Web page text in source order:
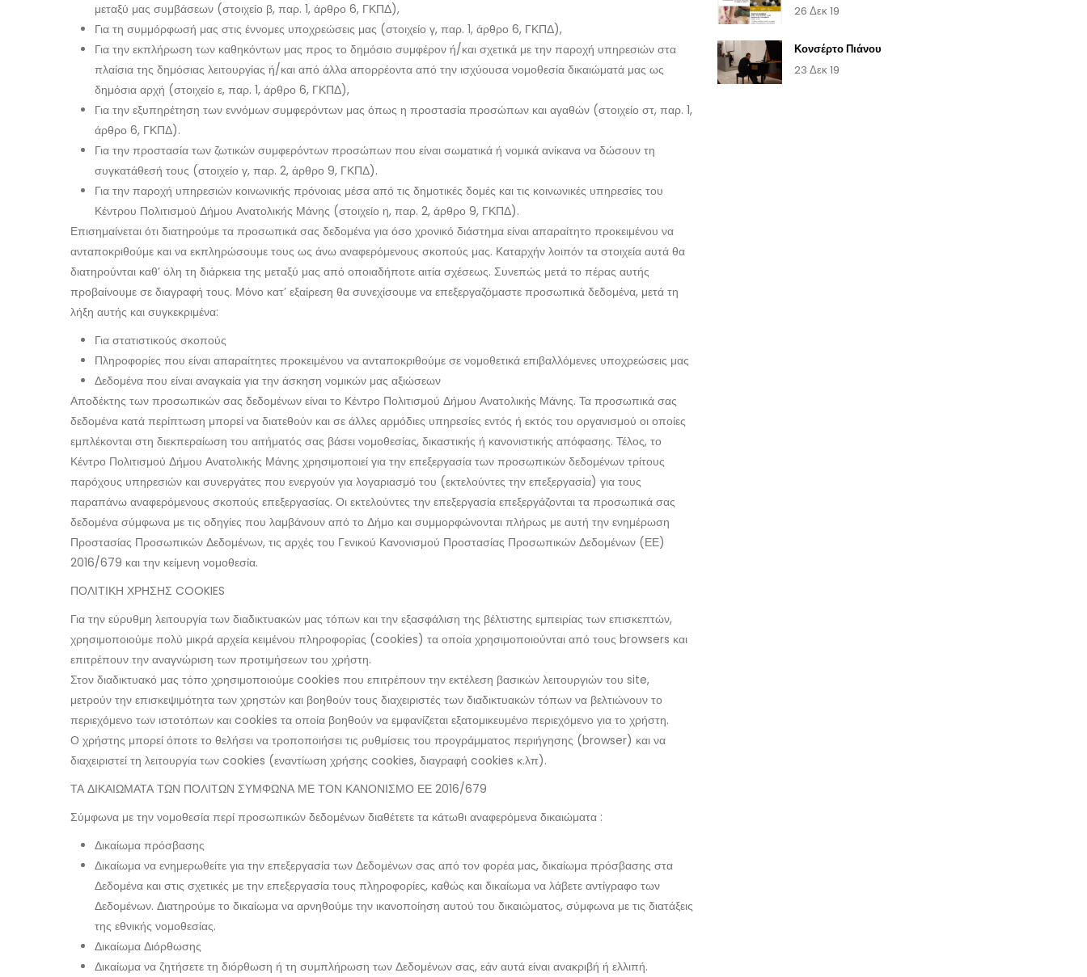
μεταξύ μας συμβάσεων (στοιχείο β, παρ. 1, άρθρο 6, ΓΚΠΔ),
Για τη συμμόρφωσή μας στις έννομες υποχρεώσεις μας (στοιχείο γ, παρ. 1, άρθρο 6, ΓΚΠΔ),
Για την εκπλήρωση των καθηκόντων μας προς το δημόσιο συμφέρον ή/και σχετικά με την παροχή υπηρεσιών στα
πλαίσια της δημόσιας λειτουργίας ή/και από άλλα απορρέοντα από την ισχύουσα νομοθεσία δικαιώματά μας ως
δημόσια αρχή (στοιχείο ε, παρ. 1, άρθρο 6, ΓΚΠΔ),
Για την εξυπηρέτηση των εννόμων συμφερόντων μας όπως η προστασία προσώπων και αγαθών (στοιχείο στ, παρ. 1,
άρθρο 6, ΓΚΠΔ).
Για την προστασία των ζωτικών συμφερόντων προσώπων που είναι σωματικά ή νομικά ανίκανα να δώσουν τη
συγκατάθεσή τους (στοιχείο γ, παρ. 2, άρθρο 9, ΓΚΠΔ).
Για την παροχή υπηρεσιών κοινωνικής πρόνοιας μέσα από τις δημοτικές δομές και τις κοινωνικές υπηρεσίες του
Κέντρου Πολιτισμού Δήμου Ανατολικής Μάνης (στοιχείο η, παρ. 2, άρθρο 9, ΓΚΠΔ).
Επισημαίνεται ότι διατηρούμε τα προσωπικά σας δεδομένα για όσο χρονικό διάστημα είναι απαραίτητο προκειμένου να
ανταποκριθούμε και να εκπληρώσουμε τους ως άνω αναφερόμενους σκοπούς μας. Καταρχήν λοιπόν τα στοιχεία αυτά θα
διατηρούνται καθ’ όλη τη διάρκεια της μεταξύ μας από οποιαδήποτε αιτία σχέσεως. Συνεπώς μετά το πέρας αυτής
προβαίνουμε σε διαγραφή τους. Μόνο κατ’ εξαίρεση θα συνεχίσουμε να επεξεργαζόμαστε προσωπικά δεδομένα, μετά τη
λήξη αυτής και συγκεκριμένα:
Για στατιστικούς σκοπούς
Πληροφορίες που είναι απαραίτητες προκειμένου να ανταποκριθούμε σε νομοθετικά επιβαλλόμενες υποχρεώσεις μας
Δεδομένα που είναι αναγκαία για την άσκηση νομικών μας αξιώσεων
Αποδέκτης των προσωπικών σας δεδομένων είναι το Κέντρο Πολιτισμού Δήμου Ανατολικής Μάνης. Τα προσωπικά σας
δεδομένα κατά περίπτωση μπορεί να διατεθούν και σε άλλες αρμόδιες υπηρεσίες εντός ή εκτός του οργανισμού οι οποίες
εμπλέκονται στη διεκπεραίωση του αιτήματός σας βάσει νομοθεσίας, δικαστικής ή κανονιστικής απόφασης. Τέλος, το
Κέντρο Πολιτισμού Δήμου Ανατολικής Μάνης χρησιμοποιεί για την επεξεργασία των προσωπικών δεδομένων τρίτους
παρόχους υπηρεσιών και συνεργάτες που ενεργούν για λογαριασμό του (εκτελούντες την επεξεργασία) για τους
παραπάνω αναφερόμενους σκοπούς επεξεργασίας. Οι εκτελούντες την επεξεργασία επεξεργάζονται τα προσωπικά σας
δεδομένα σύμφωνα με τις οδηγίες που λαμβάνουν από το Δήμο και συμμορφώνονται πλήρως με αυτή την ενημέρωση
Προστασίας Προσωπικών Δεδομένων, τις αρχές του Γενικού Κανονισμού Προστασίας Προσωπικών Δεδομένων (ΕΕ)
2016/679 και την κείμενη νομοθεσία.
ΠΟΛΙΤΙΚΗ ΧΡΗΣΗΣ COOKIES
Για την εύρυθμη λειτουργία των διαδικτυακών μας τόπων και την εξασφάλιση της βέλτιστης εμπειρίας των επισκεπτών,
χρησιμοποιούμε πολύ μικρά αρχεία κειμένου πληροφορίας (cookies) τα οποία χρησιμοποιούνται από τους browsers και
επιτρέπουν την αναγνώριση των προτιμήσεων του χρήστη.
Στον διαδικτυακό μας τόπο χρησιμοποιούμε cookies που επιτρέπουν την εκτέλεση βασικών λειτουργιών του site,
μετρούν την επισκεψιμότητα των χρηστών και βοηθούν τους διαχειριστές των διαδικτυακών τόπων να βελτιώνουν το
περιεχόμενο των ιστοτόπων και cookies τα οποία βοηθούν να εμφανίζεται εξατομικευμένο περιεχόμενο για το χρήστη.
Ο χρήστης μπορεί όποτε το θελήσει να τροποποιήσει τις ρυθμίσεις του προγράμματος περιήγησης (browser) και να
διαχειριστεί τη λειτουργία των cookies (εναντίωση χρήσης cookies, διαγραφή cookies κ.λπ).
ΤΑ ΔΙΚΑΙΩΜΑΤΑ ΤΩΝ ΠΟΛΙΤΩΝ ΣΥΜΦΩΝΑ ΜΕ ΤΟΝ ΚΑΝΟΝΙΣΜΟ ΕΕ 2016/679
Σύμφωνα με την νομοθεσία περί προσωπικών δεδομένων διαθέτετε τα κάτωθι αναφερόμενα δικαιώματα :
Δικαίωμα πρόσβασης
Δικαίωμα να ενημερωθείτε για την επεξεργασία των Δεδομένων σας από τον φορέα μας, δικαίωμα πρόσβασης στα
Δεδομένα και στις σχετικές με την επεξεργασία τους πληροφορίες, καθώς και δικαίωμα να λάβετε αντίγραφο των
Δεδομένων. Διατηρούμε το δικαίωμα να αρνηθούμε την ικανοποίηση αυτού του δικαιώματος, σύμφωνα με τις διατάξεις
της εθνικής νομοθεσίας.
Δικαίωμα Διόρθωσης
Δικαίωμα να ζητήσετε τη διόρθωση ή τη συμπλήρωση των Δεδομένων σας, εάν αυτά είναι ανακριβή ή ελλιπή.
26 Δεκ 19
Κονσέρτο Πιάνου
23 Δεκ 19